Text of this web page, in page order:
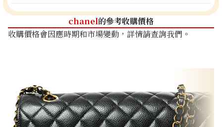
chanel的參考收購價格
收購價格會因應時期和市場變動，詳情請查詢我們。